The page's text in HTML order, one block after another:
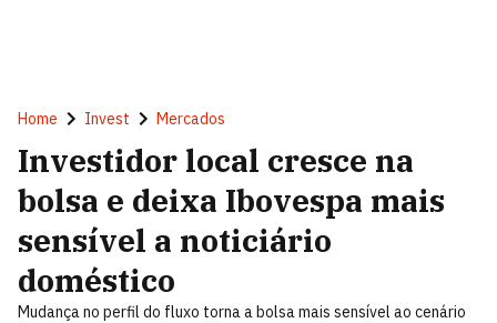
Home Invest Mercados
Investidor local cresce na
bolsa e deixa Ibovespa mais
sensível a noticiário
doméstico
Mudança no perfil do fluxo torna a bolsa mais sensível ao cenário